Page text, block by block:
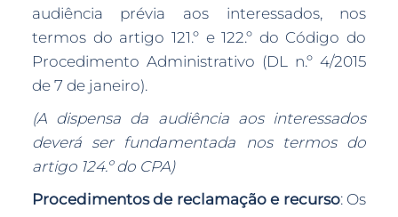
audiência prévia aos interessados, nos
termos do artigo 121.º e 122.º do Código do
Procedimento Administrativo (DL n.º 4/2015
de 7 de janeiro).
(A dispensa da audiência aos interessados
deverá ser fundamentada nos termos do
artigo 124.º do CPA)
Procedimentos de reclamação e recurso: Os